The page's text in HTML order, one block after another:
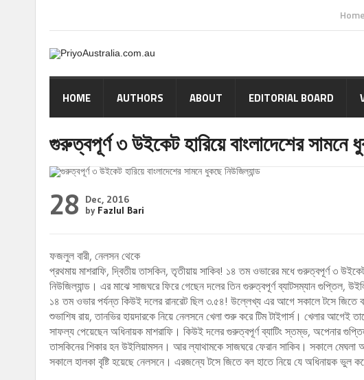
Home
HOME AUTHORS ABOUT EDITORIAL BOARD
গুরুত্বপূর্ণ ৩ উইকেট হারিয়ে বাংলাদেশের সামনে
28
Dec, 2016
by Fazlul Bari
ফজলুল বারী, নেলসন থেকে
প্রথমায় মাশরাফি, দ্বিতীয় তাসকিন, তৃতীয়ায় সাকিব! ১৪ তম ওভারের মধে গুরুত্বপূর্ণ ৩
নিউজিল্যান্ড। এর মাঝে সাজঘরে ফিরে গেছেন দলের তিন গুরুত্বপূর্ণ ব্যাটসম্যান গুপ্তিল,
১৪ তম ওভার পর্যন্ত কিউই দলের রানরেট ছিল ৩.৫৪! উল্লেখ্য এর আগে সকালে টসে জিতে
শুভাশিষ রায়, তানভির হায়দারকে নিয়ে নেলসনে খেলা শুরু করে টিম টাইগার্স। খেলার
সাফল্য পেয়েছেন অধিনায়ক মাশরাফি। কিউই দলের গুরুত্বপূর্ণ ব্যাটিং স্তম্ভ, অপেনার
তাসকিনের শিকার হন উইলিয়ামসন। আর ল্যাথামকে সাজঘরে ফেরান সাকিব। সকালে
সকালে হালকা বৃষ্টি হয়েছে নেলসনে। এরজন্যে টসে জিতে বল হাতে নিয়ে যে অধিনায়ক ভুল